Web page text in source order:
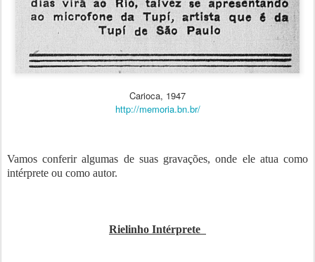
Carioca, 1947
http://memoria.bn.br/
Vamos conferir algumas de suas gravações, onde ele atua como
intérprete ou como autor.
Rielinho Intérprete